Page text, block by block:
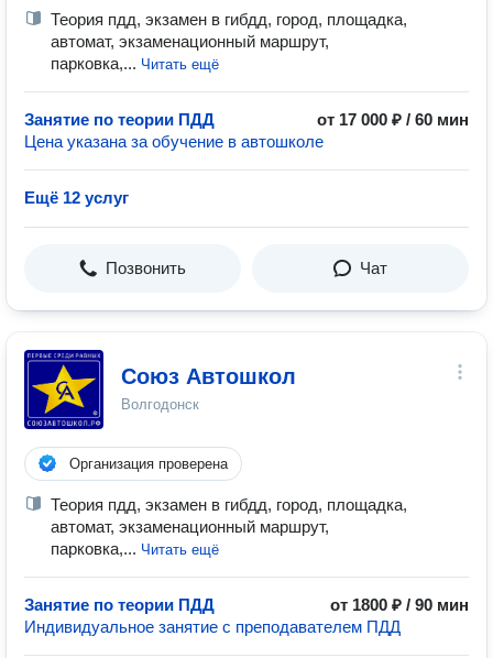
Теория пдд, экзамен в гибдд, город, площадка,
автомат, экзаменационный маршрут,
парковка,... Читать ещё
Занятие по теории ПДД
от 17 000 ₽ / 60 мин
Цена указана за обучение в автошколе
Ещё 12 услуг
Позвонить Чат
Союз Автошкол
Волгодонск
Организация проверена
Теория пдд, экзамен в гибдд, город, площадка,
автомат, экзаменационный маршрут,
парковка,... Читать ещё
Занятие по теории ПДД
от 1800 ₽ / 90 мин
Индивидуальное занятие с преподавателем ПДД